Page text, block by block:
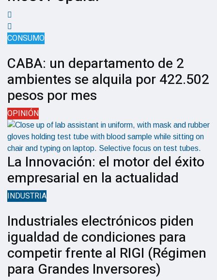
CONSUMO
CABA: un departamento de 2
ambientes se alquila por 422.502
pesos por mes
OPINIÓN
La Innovación: el motor del éxito
empresarial en la actualidad
INDUSTRIA
Industriales electrónicos piden
igualdad de condiciones para
competir frente al RIGI (Régimen
para Grandes Inversores)